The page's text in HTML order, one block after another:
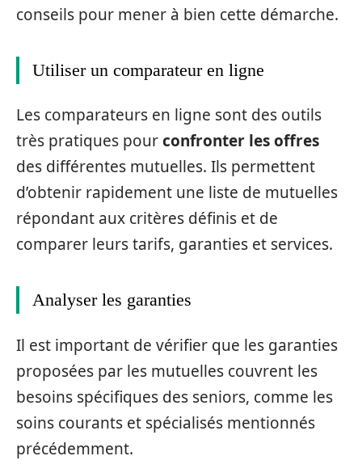
conseils pour mener à bien cette démarche.
Utiliser un comparateur en ligne
Les comparateurs en ligne sont des outils
très pratiques pourconfronter les offres
des différentes mutuelles. Ils permettent
d’obtenir rapidement une liste de mutuelles
répondant aux critères définis et de
comparer leurs tarifs, garanties et services.
Analyser les garanties
Il est important de vérifier que les garanties
proposées par les mutuelles couvrent les
besoins spécifiques des seniors, comme les
soins courants et spécialisés mentionnés
précédemment.